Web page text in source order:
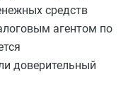
средств
агентом по
доверительный